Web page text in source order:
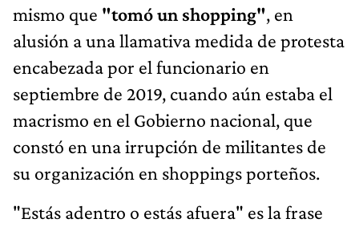
mismo que "tomó un shopping", en
alusión a una llamativa medida de protesta
encabezada por el funcionario en
septiembre de 2019, cuando aún estaba el
macrismo en el Gobierno nacional, que
constó en una irrupción de militantes de
su organización en shoppings porteños.
"Estás adentro o estás afuera" es la frase